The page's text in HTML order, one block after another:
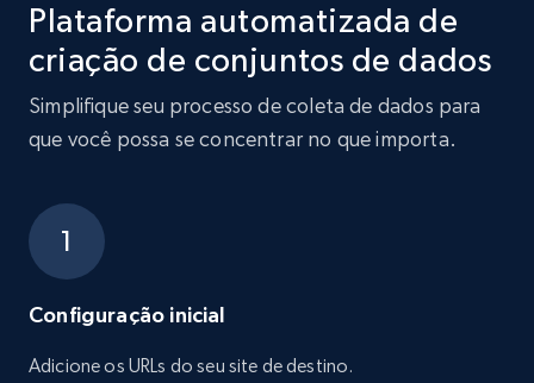
Plataforma automatizada de
criação de conjuntos de dados
Simplifique seu processo de coleta de dados para
que você possa se concentrar no que importa.
Configuração inicial
Adicione os URLs do seu site de destino.